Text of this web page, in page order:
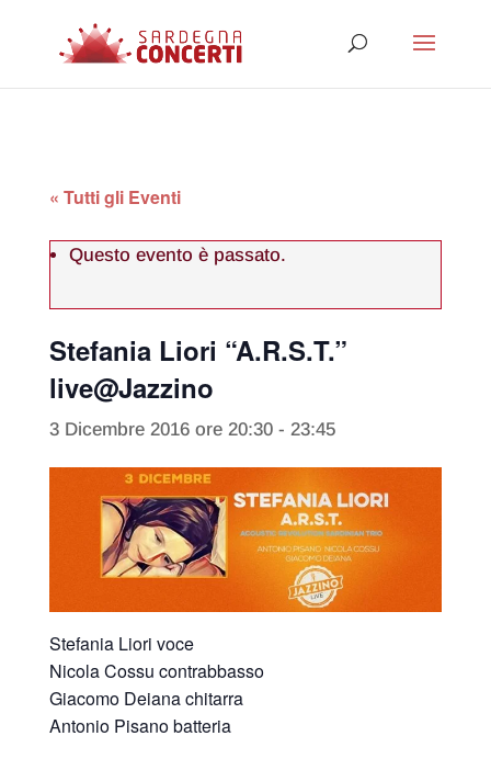
« Tutti gli Eventi
Questo evento è passato.
Stefania Liori “A.R.S.T.”
live@Jazzino
3 Dicembre 2016 ore 20:30- 23:45
Stefania Liori voce
Nicola Cossu contrabbasso
Giacomo Deiana chitarra
Antonio Pisano batteria